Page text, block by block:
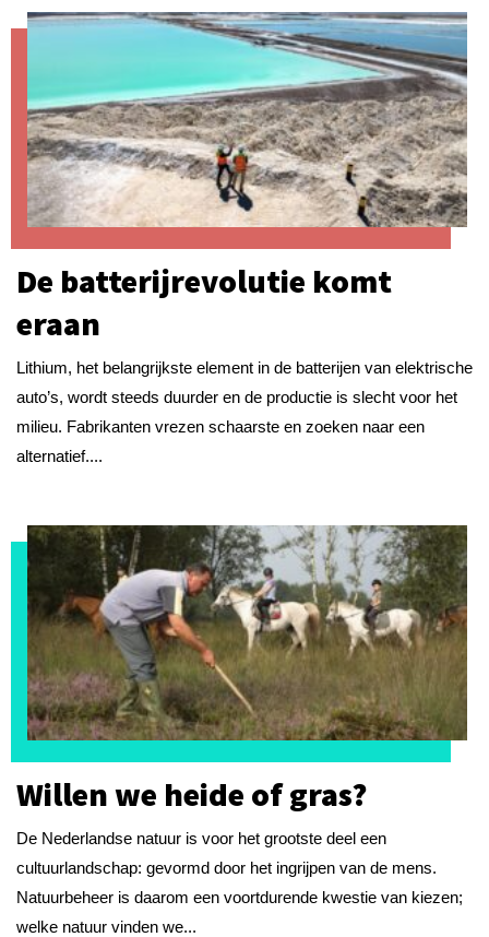
De batterijrevolutie komt
eraan
Lithium, het belangrijkste element in de batterijen van elektrische
auto’s, wordt steeds duurder en de productie is slecht voor het
milieu. Fabrikanten vrezen schaarste en zoeken naar een
alternatief....
Willen we heide of gras?
De Nederlandse natuur is voor het grootste deel een
cultuurlandschap: gevormd door het ingrijpen van de mens.
Natuurbeheer is daarom een voortdurende kwestie van kiezen;
welke natuur vinden we...